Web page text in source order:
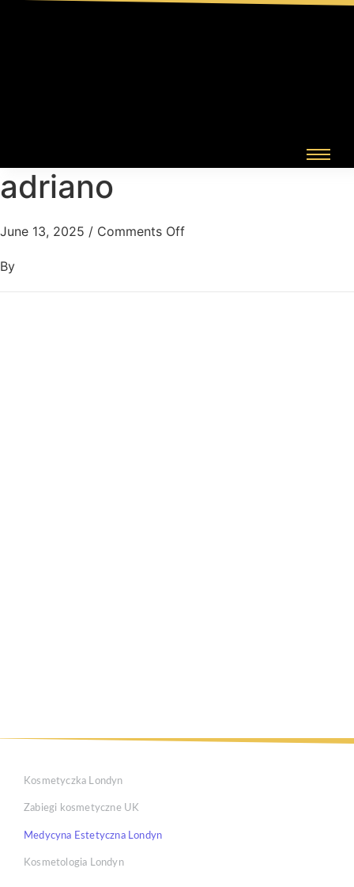
adriano
June 13, 2025 / Comments Off
By
Kosmetyczka Londyn
Zabiegi kosmetyczne UK
Medycyna Estetyczna Londyn
Kosmetologia Londyn